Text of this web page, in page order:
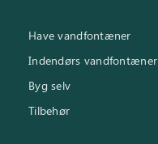
Have vandfontæner
Indendørs vandfontæner
Byg selv
Tilbehør